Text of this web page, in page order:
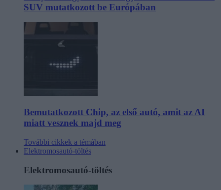
SUV mutatkozott be Európában
Bemutatkozott Chip, az első autó, amit az AI
miatt vesznek majd meg
További cikkek a témában
Elektromosautó-töltés
Elektromosautó-töltés